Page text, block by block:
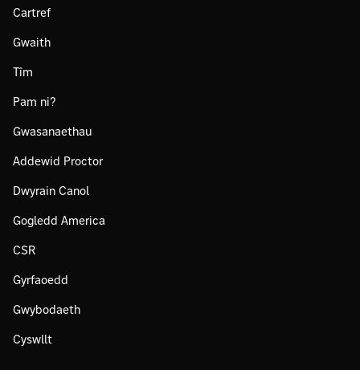
Cartref
Gwaith
Tîm
Pam ni?
Gwasanaethau
Addewid Proctor
Dwyrain Canol
Gogledd America
CSR
Gyrfaoedd
Gwybodaeth
Cyswllt